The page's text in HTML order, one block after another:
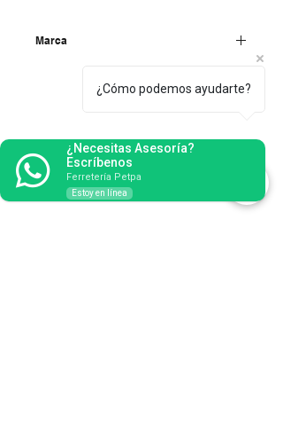
Marca
¿Cómo podemos ayudarte?
¿Necesitas Asesoría?
Escríbenos
Ferretería Petpa
Estoy en línea